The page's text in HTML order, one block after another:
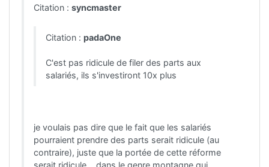
Citation : syncmaster
Citation : padaOne
C'est pas ridicule de filer des parts aux
salariés, ils s'investiront 10x plus
je voulais pas dire que le fait que les salariés
pourraient prendre des parts serait ridicule (au
contraire), juste que la portée de cette réforme